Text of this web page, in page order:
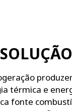
térmica e
fonte